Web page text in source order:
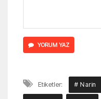
YORUM YAZ
Etiketler: # Narin